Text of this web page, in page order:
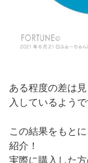
ある程度の差は
入しているようで
この結果をもと
紹介！
実際に購入した